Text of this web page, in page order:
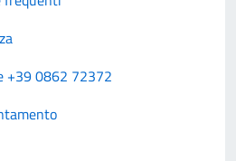
+39 0862 72372